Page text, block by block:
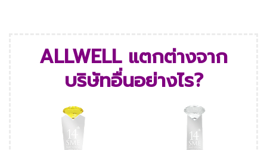
ALLWELL แตกต่างจาก
บริษัทอื่นอย่างไร?